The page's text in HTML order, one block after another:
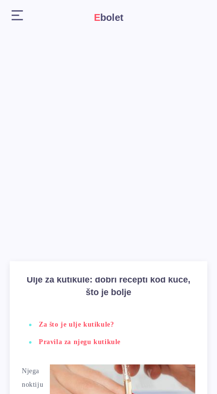
Ebolet
Ulje za kutikule: dobri recepti kod kuće,
što je bolje
Za što je ulje kutikule?
Pravila za njegu kutikule
Njega
noktiju